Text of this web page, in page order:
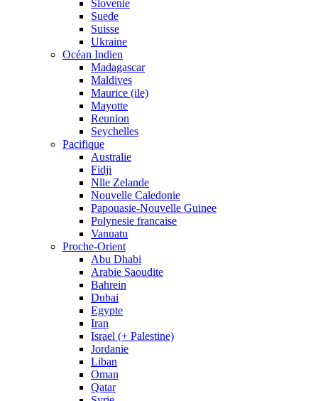
Slovenie
Suede
Suisse
Ukraine
Océan Indien
Madagascar
Maldives
Maurice (ile)
Mayotte
Reunion
Seychelles
Pacifique
Australie
Fidji
Nlle Zelande
Nouvelle Caledonie
Papouasie-Nouvelle Guinee
Polynesie francaise
Vanuatu
Proche-Orient
Abu Dhabi
Arabie Saoudite
Bahrein
Dubai
Egypte
Iran
Israel (+ Palestine)
Jordanie
Liban
Oman
Qatar